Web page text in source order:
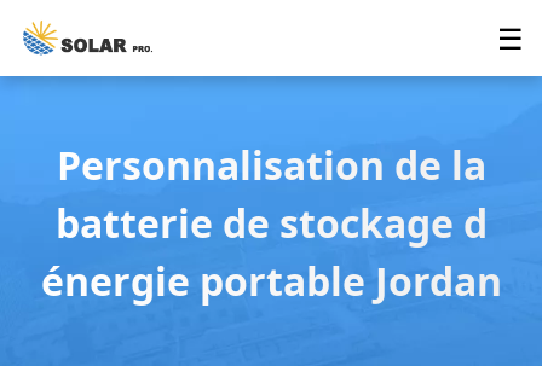
☰
Personnalisation de la
batterie de stockage d
énergie portable Jordan